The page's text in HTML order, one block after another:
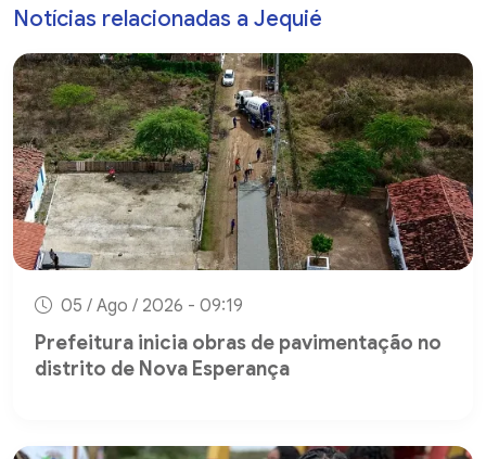
Notícias relacionadas a Jequié
05 / Ago / 2026 - 09:19
Prefeitura inicia obras de pavimentação no
distrito de Nova Esperança